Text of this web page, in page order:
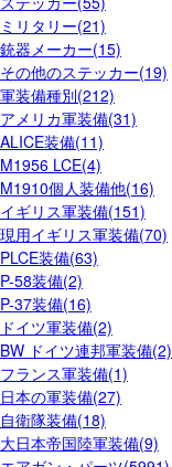
ミリタリー(21)
銃器メーカー(15)
その他のステッカー(19)
軍装備種別(212)
アメリカ軍装備(31)
ALICE装備(11)
M1956 LCE(4)
M1910個人装備他(16)
イギリス軍装備(151)
現用イギリス軍装備(70)
PLCE装備(63)
P-58装備(2)
P-37装備(16)
ドイツ軍装備(2)
BW ドイツ連邦軍装備(2)
フランス軍装備(1)
日本の軍装備(27)
自衛隊装備(18)
大日本帝国陸軍装備(9)